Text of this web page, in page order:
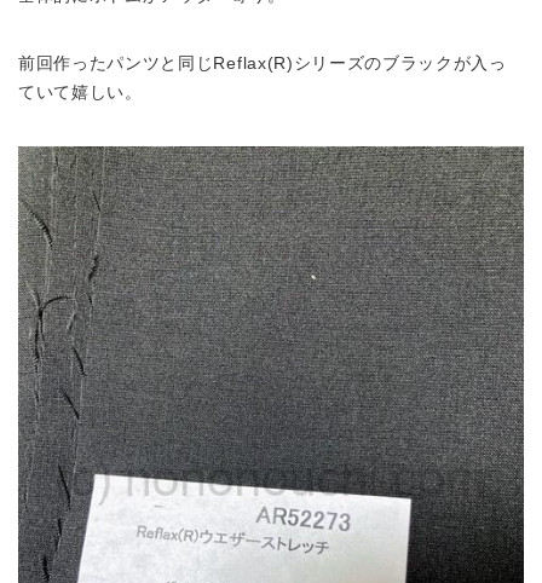
前回作ったパンツと同じReflax(R)シリーズのブラックが入っ
ていて嬉しい。